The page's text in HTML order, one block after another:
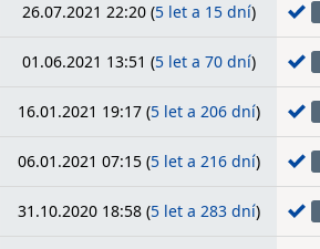
26.07.2021 22:20 (5 let a 15 dní)
01.06.2021 13:51 (5 let a 70 dní)
16.01.2021 19:17 (5 let a 206 dní)
06.01.2021 07:15 (5 let a 216 dní)
31.10.2020 18:58 (5 let a 283 dní)